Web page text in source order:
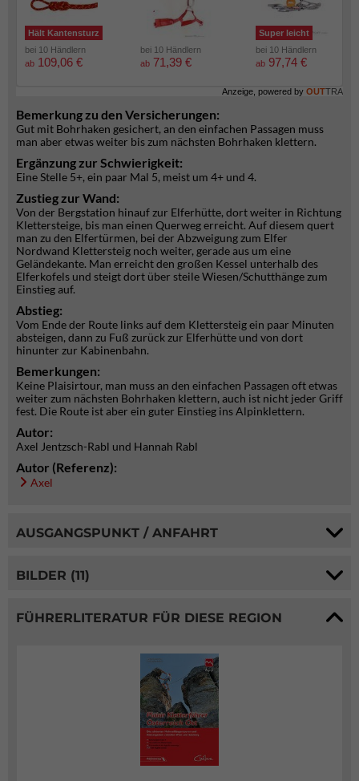
Hält Kantensturz
bei 10 Händlern
ab 109,06 €
bei 10 Händlern
ab 71,39 €
Super leicht
bei 10 Händlern
ab 97,74 €
Anzeige, powered by OUTTRA
Bemerkung zu den Versicherungen:
Gut mit Bohrhaken gesichert, an den einfachen Passagen muss
man aber etwas weiter bis zum nächsten Bohrhaken klettern.
Ergänzung zur Schwierigkeit:
Eine Stelle 5+, ein paar Mal 5, meist um 4+ und 4.
Zustieg zur Wand:
Von der Bergstation hinauf zur Elferhütte, dort weiter in Richtung
Klettersteige, bis man einen Querweg erreicht. Auf diesem quert
man zu den Elfertürmen, bei der Abzweigung zum Elfer
Nordwand Klettersteig noch weiter, gerade aus um eine
Geländekante. Man erreicht den großen Kessel unterhalb des
Elferkofels und steigt dort über steile Wiesen/Schutthänge zum
Einstieg auf.
Abstieg:
Vom Ende der Route links auf dem Klettersteig ein paar Minuten
absteigen, dann zu Fuß zurück zur Elferhütte und von dort
hinunter zur Kabinenbahn.
Bemerkungen:
Keine Plaisirtour, man muss an den einfachen Passagen oft etwas
weiter zum nächsten Bohrhaken klettern, auch ist nicht jeder Griff
fest. Die Route ist aber ein guter Einstieg ins Alpinklettern.
Autor:
Axel Jentzsch-Rabl und Hannah Rabl
Autor (Referenz):
Axel
AUSGANGSPUNKT / ANFAHRT
BILDER (11)
FÜHRERLITERATUR FÜR DIESE REGION